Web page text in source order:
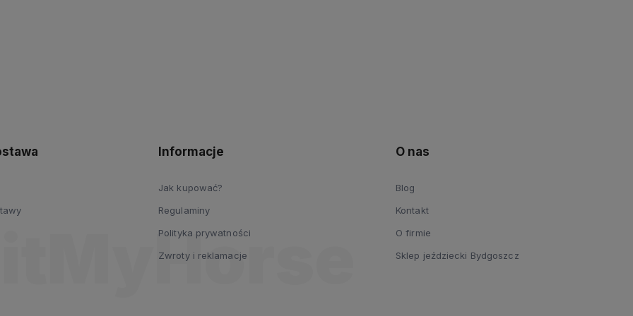
Informacje
Jak kupować?
Regulaminy
Polityka prywatności
Zwroty i reklamacje
O nas
Blog
Kontakt
O firmie
Sklep jeździecki Bydgoszcz